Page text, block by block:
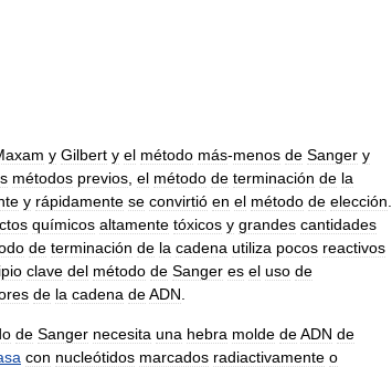
y Gilbert y el método más-menos de Sanger y
métodos previos, el método de terminación de la
y rápidamente se convirtió en el método de elección.
químicos altamente tóxicos y grandes cantidades
de terminación de la cadena utiliza pocos reactivos
clave del método de Sanger es el uso de
de la cadena deADN.
de Sanger necesita una hebra molde deADN de
con nucleótidos marcados radiactivamente o